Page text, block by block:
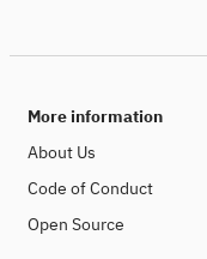
More information
About Us
Code of Conduct
Open Source